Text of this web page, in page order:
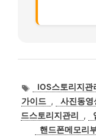
태
그
IOS스토리지관
가이드 , 사진동영
드스토리지관리
,
핸드폰메모리